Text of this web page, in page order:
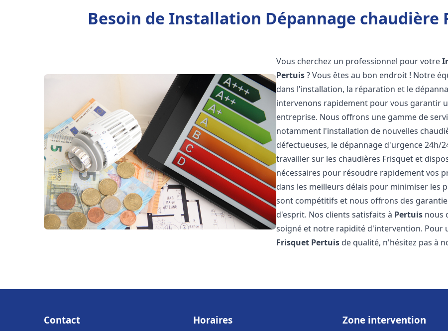
Besoin de Installation Dépannage chaudière
Vous cherchez un professionnel pour votre
Pertuis? Vous êtes au bon endroit ! Notre
dans l'installation, la réparation et le
intervenons rapidement pour vous garantir
entreprise. Nous offrons une gamme de
notamment l'installation de nouvelles
défectueuses, le dépannage d'urgence
travailler sur les chaudières Frisquet et
nécessaires pour résoudre rapidement vos
dans les meilleurs délais pour minimiser
sont compétitifs et nous offrons des
d'esprit. Nos clients satisfaits à Pertuis nous
soigné et notre rapidité d'intervention. Pour
Frisquet Pertuis de qualité, n'hésitez pas à
Contact Horaires Zone intervention